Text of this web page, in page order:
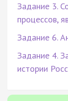
Задание 3.
процессов,
Задание 6.
Задание 4.
истории